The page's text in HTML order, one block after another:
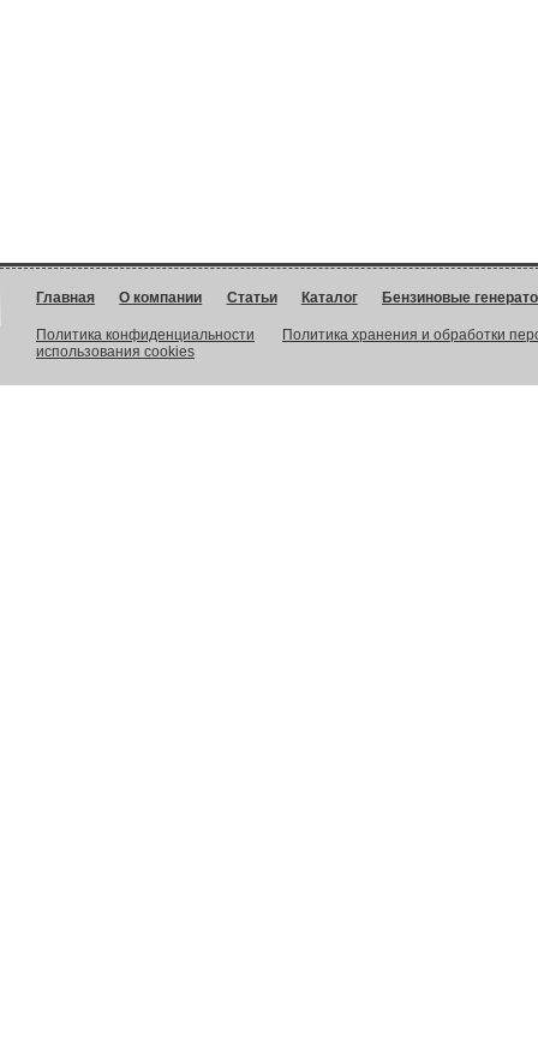
Главная О компании Статьи Каталог Бензиновые
Политика конфиденциальности
Политика хранения и обработки
использования cookies